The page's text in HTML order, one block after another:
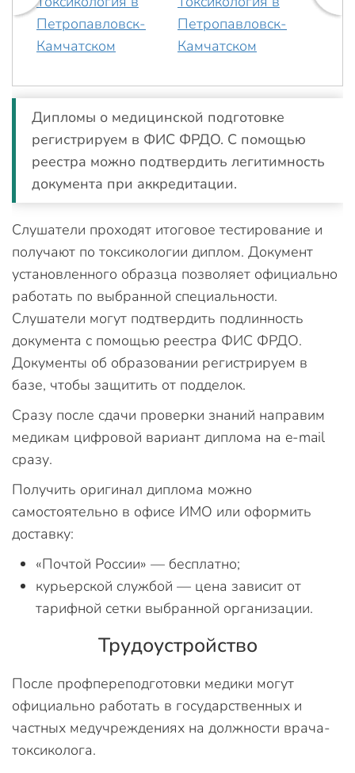
Дипломы о медицинской подготовке
регистрируем в ФИС ФРДО. С помощью
реестра можно подтвердить легитимность
документа при аккредитации.
Слушатели проходят итоговое тестирование и
получают по токсикологии диплом. Документ
установленного образца позволяет официально
работать по выбранной специальности.
Слушатели могут подтвердить подлинность
документа с помощью реестра ФИС ФРДО.
Документы об образовании регистрируем в
базе, чтобы защитить от подделок.
Сразу после сдачи проверки знаний направим
медикам цифровой вариант диплома на e-mail
сразу.
Получить оригинал диплома можно
самостоятельно в офисе ИМО или оформить
доставку:
«Почтой России» — бесплатно;
курьерской службой — цена зависит от
тарифной сетки выбранной организации.
Трудоустройство
После профпереподготовки медики могут
официально работать в государственных и
частных медучреждениях на должности врача-
токсиколога.